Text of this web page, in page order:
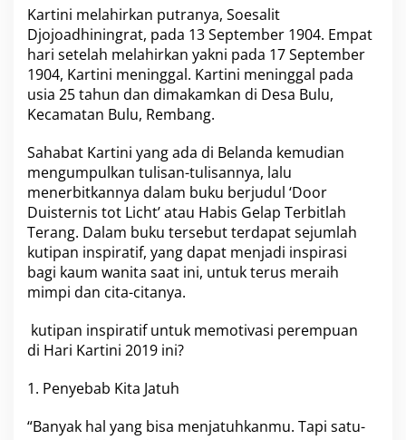
Kartini melahirkan putranya, Soesalit
Djojoadhiningrat, pada 13 September 1904. Empat
hari setelah melahirkan yakni pada 17 September
1904, Kartini meninggal. Kartini meninggal pada
usia 25 tahun dan dimakamkan di Desa Bulu,
Kecamatan Bulu, Rembang.
Sahabat Kartini yang ada di Belanda kemudian
mengumpulkan tulisan-tulisannya, lalu
menerbitkannya dalam buku berjudul ‘Door
Duisternis tot Licht’ atau Habis Gelap Terbitlah
Terang. Dalam buku tersebut terdapat sejumlah
kutipan inspiratif, yang dapat menjadi inspirasi
bagi kaum wanita saat ini, untuk terus meraih
mimpi dan cita-citanya.
kutipan inspiratif untuk memotivasi perempuan
di Hari Kartini 2019 ini?
1. Penyebab Kita Jatuh
“Banyak hal yang bisa menjatuhkanmu. Tapi satu-